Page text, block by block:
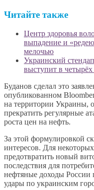
Читайте также
Центр здоровья
выпадение и
мелочью
Украинский
выступит в четырёх
Буданов сделал это
опубликованном
на территории Украины,
прекратить регулярные
роста цен на нефть.
За этой формулировкой
интересов. Для
предотвратить новый
последствия для
нефтяные доходы России
удары по украинским